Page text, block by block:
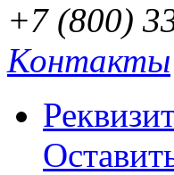
+7 (800)
Контакты